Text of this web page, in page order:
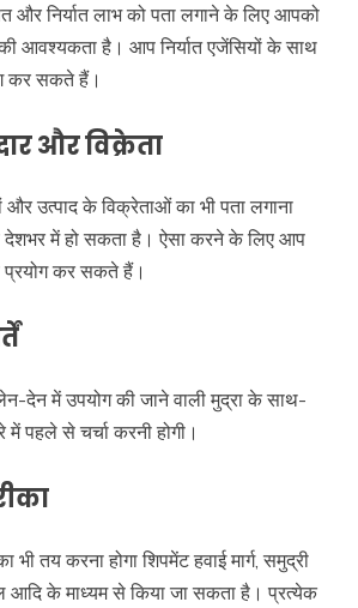
और निर्यात लाभ को पता लगाने के लिए आपको
आवश्यकता है। आप निर्यात एजेंसियों के साथ
कर सकते हैं।
और विक्रेता
और उत्पाद के विक्रेताओं का भी पता लगाना
देशभर में हो सकता है। ऐसा करने के लिए आप
प्रयोग कर सकते हैं।
देन में उपयोग की जाने वाली मुद्रा के साथ-
पहले से चर्चा करनी होगी।
तय करना होगा शिपमेंट हवाई मार्ग, समुद्री
आदि के माध्यम से किया जा सकता है। प्रत्येक